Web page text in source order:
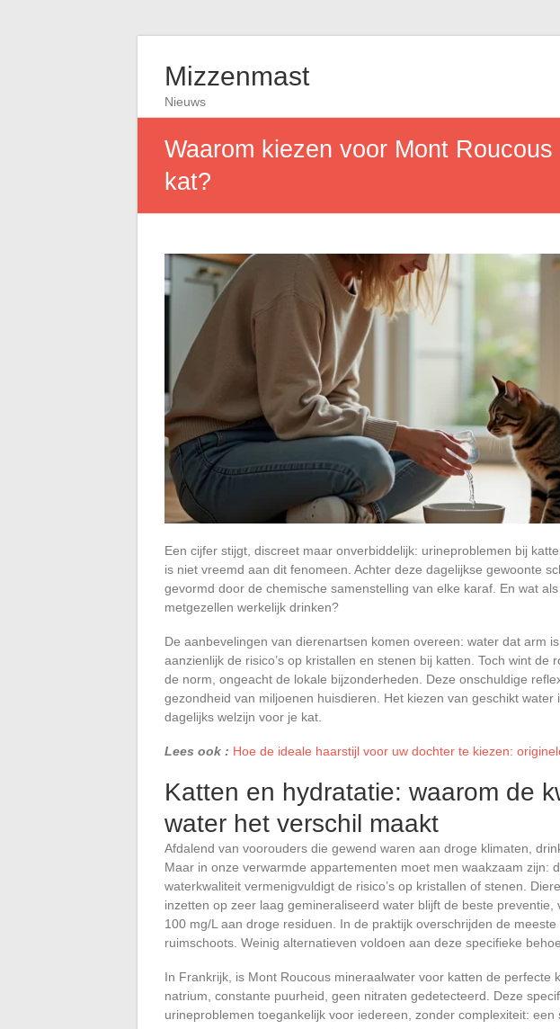
Mizzenmast
Nieuws
Waarom kiezen voor Mont
kat?
Een cijfer stijgt, discreet maar onverbiddelijk: urineproblemen bij
is niet vreemd aan dit fenomeen. Achter deze dagelijkse gewoonte
gevormd door de chemische samenstelling van elke karaf. En wat
metgezellen werkelijk drinken?
De aanbevelingen van dierenartsen komen overeen: water dat arm
aanzienlijk de risico’s op kristallen en stenen bij katten. Toch wint de
de norm, ongeacht de lokale bijzonderheden. Deze onschuldige
gezondheid van miljoenen huisdieren. Het kiezen van geschikt
dagelijks welzijn voor je kat.
Lees ook : Hoe de ideale haarstijl voor uw dochter te kiezen:
Katten en hydratatie: waarom de
water het verschil maakt
Afdalend van voorouders die gewend waren aan droge klimaten,
Maar in onze verwarmde appartementen moet men waakzaam zijn:
waterkwaliteit vermenigvuldigt de risico’s op kristallen of stenen.
inzetten op zeer laag gemineraliseerd water blijft de beste preventie,
100 mg/L aan droge residuen. In de praktijk overschrijden de
ruimschoots. Weinig alternatieven voldoen aan deze specifieke
In Frankrijk, is Mont Roucous mineraalwater voor katten de perfecte
natrium, constante puurheid, geen nitraten gedetecteerd. Deze
urineproblemen toegankelijk voor iedereen, zonder complexiteit: een